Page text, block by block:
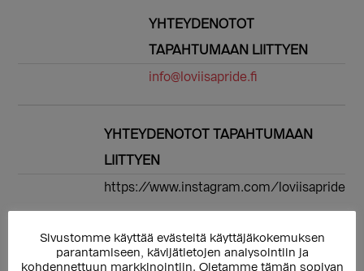
YHTEYDENOTOT
TAPAHTUMAAN LIITTYEN
info@loviisapride.fi
YHTEYDENOTOT TAPAHTUMAAN
LIITTYEN
https://www.instagram.com/loviisapride
PRIDEN OHJELMA /
Sivustomme käyttää evästeitä käyttäjäkokemuksen
parantamiseen, kävijätietojen analysointiin ja
kohdennettuun markkinointiin. Oletamme tämän sopivan